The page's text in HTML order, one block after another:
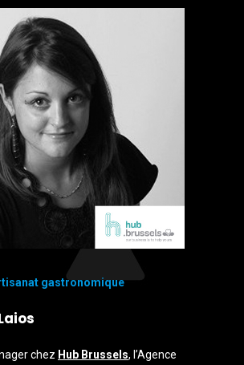
gastronomique
chez Hub Brussels, l’Agence